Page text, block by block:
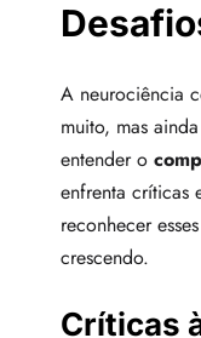
A neurociência
muito, mas
entender o
enfrenta críticas
reconhecer
crescendo.
Críticas